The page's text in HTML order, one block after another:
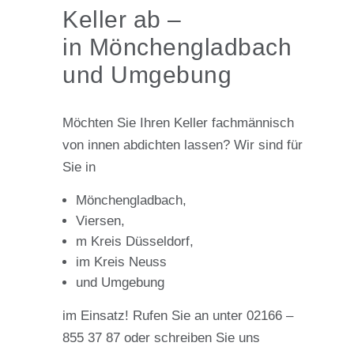
Keller ab –
in Mönchengladbach
und Umgebung
Möchten Sie Ihren Keller fachmännisch
von innen abdichten lassen? Wir sind für
Sie in
Mönchengladbach,
Viersen,
m Kreis Düsseldorf,
im Kreis Neuss
und Umgebung
im Einsatz! Rufen Sie an unter 02166 –
855 37 87 oder schreiben Sie uns